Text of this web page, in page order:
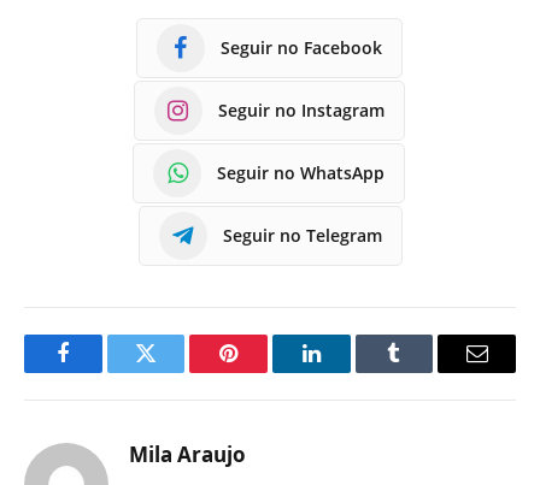
Seguir no Facebook
Seguir no Instagram
Seguir no WhatsApp
Seguir no Telegram
FacebookTwitter Pinterest LinkedInTumblr
E-
Mila Araujo